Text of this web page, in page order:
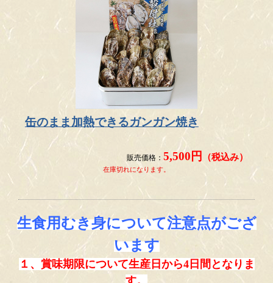
缶のまま加熱できるガンガン焼き
販売価格：5,500円 （税込み）
在庫切れになります。
生食用むき身について注意点がござ
います
１、賞味期限について生産日から4日間となりま
す。